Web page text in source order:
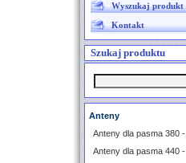
Wyszukaj produkt
Kontakt
Szukaj produktu
Anteny
Anteny dla pasma 380
Anteny dla pasma 440